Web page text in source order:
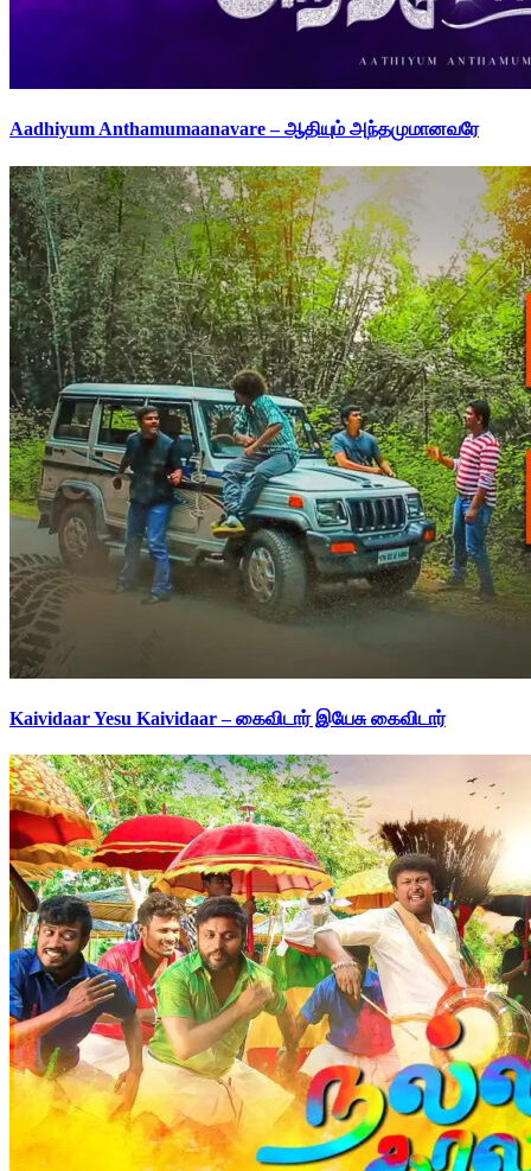
Aadhiyum Anthamumaanavare – ஆதியும் அந்தமுமானவரே
Kaividaar Yesu Kaividaar – கைவிடார் இயேசு கைவிடார்